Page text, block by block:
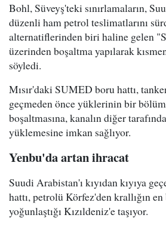
Bohl, Süveyş'teki sınırlamaların,
düzenli ham petrol teslimatlarını
alternatiflerinden biri haline gelen
üzerinden boşaltma yapılarak
söyledi.
Mısır'daki SUMED boru hattı,
geçmeden önce yüklerinin bir
boşaltmasına, kanalın diğer
yüklemesine imkan sağlıyor.
Yenbu'da artan ihracat
Suudi Arabistan'ı kıyıdan kıyıya
hattı, petrolü Körfez'den krallığın
yoğunlaştığı Kızıldeniz'e taşıyor.